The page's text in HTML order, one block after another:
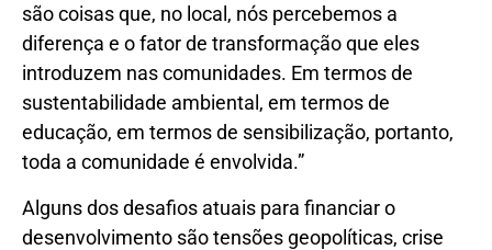
são coisas que, no local, nós percebemos a
diferença e o fator de transformação que eles
introduzem nas comunidades. Em termos de
sustentabilidade ambiental, em termos de
educação, em termos de sensibilização, portanto,
toda a comunidade é envolvida.”
Alguns dos desafios atuais para financiar o
desenvolvimento são tensões geopolíticas, crise